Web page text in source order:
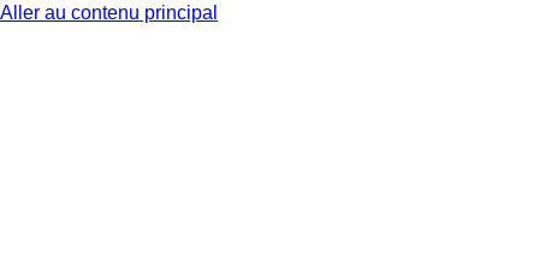
Aller au contenu principal